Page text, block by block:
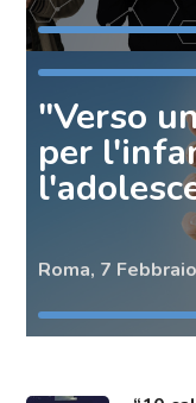
"Verso
per
Roma, 7